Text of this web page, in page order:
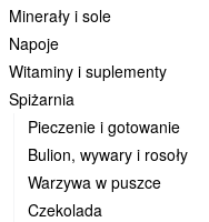
Minerały i sole
Napoje
Witaminy i suplementy
Spiżarnia
Pieczenie i gotowanie
Bulion, wywary i rosoły
Warzywa w puszce
Czekolada